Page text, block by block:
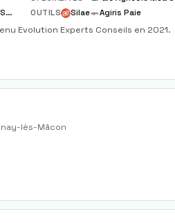
Tenue Comptable, Paie Sociale, Fiscalite Societe OUTILS Silae Agiris Paie
Evolution Experts Conseils en 2021.
lès-Mâcon